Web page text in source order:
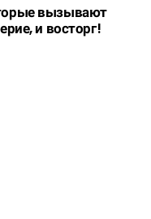
вызывают
и восторг!